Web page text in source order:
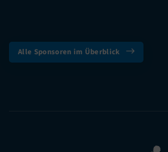
Alle Sponsoren im Überblick